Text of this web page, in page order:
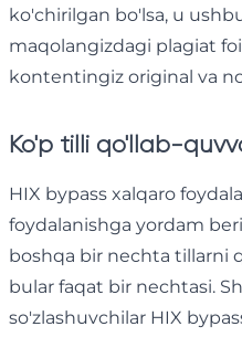
ko'chirilgan bo'lsa, u
maqolangizdagi plagiat
kontentingiz original va
Ko'p tilli qo'llab-
HIX bypass xalqaro
foydalanishga yordam
boshqa bir nechta tillarni
bular faqat bir nechtasi.
so'zlashuvchilar HIX